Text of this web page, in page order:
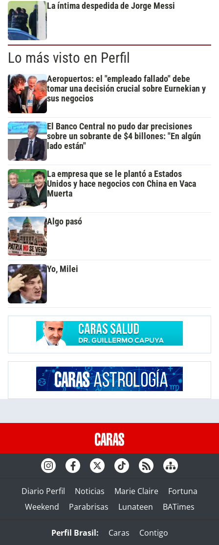
La íntima despedida de Jorge Messi
Lo más visto en Perfil
Aeropuertos: el "empleado fallado" debe
tomar una decisión crucial sobre Eurnekian y
sus negocios
El Banco Central no pudo dar precisiones
sobre un sobrante de $4 billones: "En algún
lado están"
La empresa que se le plantó a Estados
Unidos y hace negocios con China en Vaca
Muerta
Algo pasó
Yo, Milei
Diario Perfil Noticias Marie Claire
Fortuna
Weekend
Parabrisas Lunateen BATimes
Perfil Brasil: Caras
Contigo